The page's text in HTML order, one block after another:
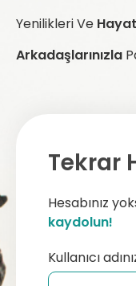
Yenilikleri Ve
Arkadaşlarınızla
Tekrar
Hesabınız
kaydolun!
Kullanıcı